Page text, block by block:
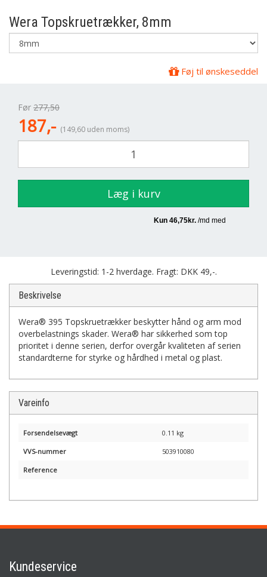
Wera Topskruetrækker, 8mm
Føj til ønskeseddel
Før 277,50
187,- (149,60 uden moms)
Læg i kurv
Leveringstid: 1-2 hverdage. Fragt: DKK 49,-.
Beskrivelse
Wera® 395 Topskruetrækker beskytter hånd og arm mod
overbelastnings skader. Wera® har sikkerhed som top
prioritet i denne serien, derfor overgår kvaliteten af serien
standardterne for styrke og hårdhed i metal og plast.
Vareinfo
Forsendelsevægt 0.11 kg
VVS-nummer 503910080
Reference
Kundeservice